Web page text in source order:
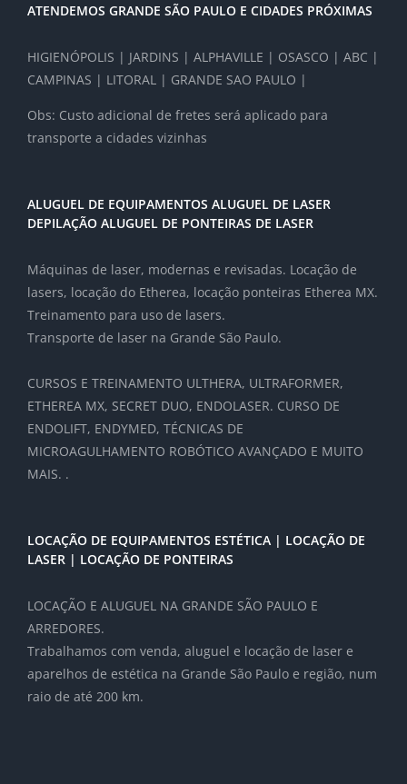
ATENDEMOS GRANDE SÃO PAULO E CIDADES PRÓXIMAS
HIGIENÓPOLIS | JARDINS | ALPHAVILLE | OSASCO | ABC |
CAMPINAS | LITORAL | GRANDE SAO PAULO |
Obs: Custo adicional de fretes será aplicado para
transporte a cidades vizinhas
ALUGUEL DE EQUIPAMENTOS ALUGUEL DE LASER
DEPILAÇÃO ALUGUEL DE PONTEIRAS DE LASER
Máquinas de laser, modernas e revisadas. Locação de
lasers, locação do Etherea, locação ponteiras Etherea MX.
Treinamento para uso de lasers.
Transporte de laser na Grande São Paulo.
CURSOS E TREINAMENTO ULTHERA, ULTRAFORMER,
ETHEREA MX, SECRET DUO, ENDOLASER. CURSO DE
ENDOLIFT, ENDYMED, TÉCNICAS DE
MICROAGULHAMENTO ROBÓTICO AVANÇADO E MUITO
MAIS. .
LOCAÇÃO DE EQUIPAMENTOS ESTÉTICA | LOCAÇÃO DE
LASER | LOCAÇÃO DE PONTEIRAS
LOCAÇÃO E ALUGUEL NA GRANDE SÃO PAULO E
ARREDORES.
Trabalhamos com venda, aluguel e locação de laser e
aparelhos de estética na Grande São Paulo e região, num
raio de até 200 km.